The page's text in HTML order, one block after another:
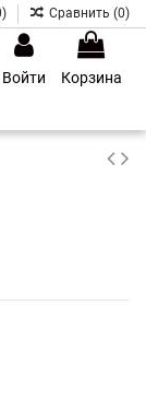
) Сравнить (0)
Войти
Корзина